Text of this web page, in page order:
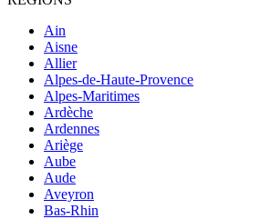
Ain
Aisne
Allier
Alpes-de-Haute-Provence
Alpes-Maritimes
Ardèche
Ardennes
Ariège
Aube
Aude
Aveyron
Bas-Rhin